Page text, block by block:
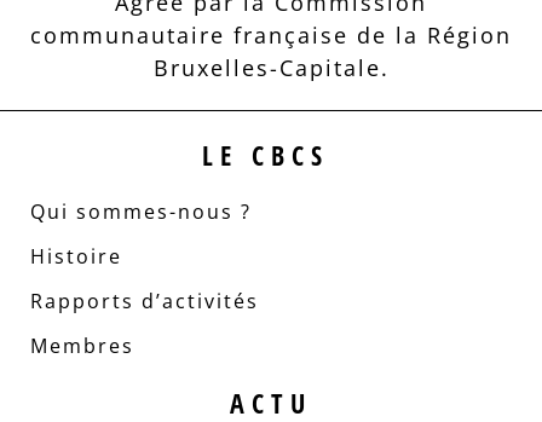
communautaire française de la Région
Bruxelles-Capitale.
LE CBCS
Qui sommes-nous ?
Histoire
Rapports d’activités
Membres
ACTU